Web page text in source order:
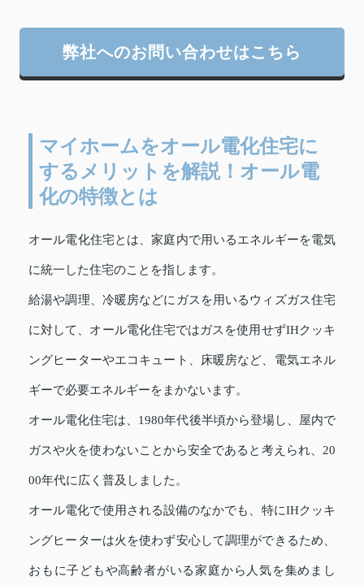
弊社へのお問い合わせはこちら
マイホームをオール電化住宅に
するメリットを解説！オール電
化の特徴とは
オール電化住宅とは、家庭内で用いるエネルギーを電気
に統一した住宅のことを指します。
給湯や調理、冷暖房などにガスを用いるウィズガス住宅
に対して、オール電化住宅ではガスを使用せずIHクッキ
ングヒーターやエコキュート、床暖房など、電気エネル
ギーで必要エネルギーをまかないます。
オール電化住宅は、1980年代後半頃から登場し、屋内で
ガスや火を使わないことから安全であると考えられ、20
00年代に広く普及しました。
オール電化で使用される設備のなかでも、特にIHクッキ
ングヒーターは火を使わず安心して調理ができるため、
おもに子どもや高齢者がいる家庭から人気を集めまし